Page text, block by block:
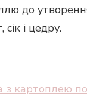
до
і цедру.
з картоплею